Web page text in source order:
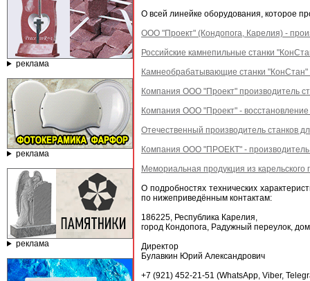
реклама
реклама
реклама
О всей линейке оборудования, которое
ООО "Проект" (Кондопога, Карелия) -
Российские камнепильные станки
Камнеобрабатывающие станки
Компания ООО "Проект" производитель
Компания ООО "Проект" -
Отечественный производитель станков
Компания ООО "ПРОЕКТ" - производитель
Мемориальная продукция из
О подробностях технических
по нижеприведённым контактам:
186225, Республика Карелия,
город Кондопога, Радужный переулок,
Директор
Булавкин Юрий Александрович
+7 (921) 452-21-51 (WhatsApp, Viber,